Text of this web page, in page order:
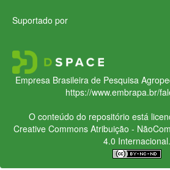
Suportado por
Empresa Brasileira de Pesquisa
https://www.embrapa.br/
O conteúdo do repositório está
Creative CommonsAtribuição -
4.0 Internacional.